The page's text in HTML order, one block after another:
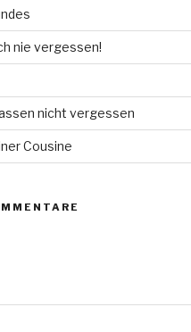
nie vergessen!
nicht vergessen
Cousine